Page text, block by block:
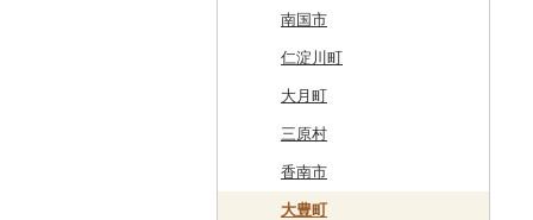
奥尻町
網走市
浦河町
広尾町
中札内村
滝川市
外ヶ浜町
つがる市
弘前市
鰺ヶ沢町
むつ市
田舎館村
北上市
平泉町
洋野町
大船渡市
山田町
大槌町
女川町
気仙沼市
美里町
松島町
大和町
大郷町
鹿角市
大仙市
八郎潟町
戸沢村
舟形町
最上町
真室川町
寒河江市
西川町
三春町
本宮市
柳津町
鮫川村
福島市
新地町
笠間市
行方市
結城市
城里町
水戸市
鉾田市
芳賀町
野木町
藤岡市
邑楽町
板倉町
嬬恋村
草津町
高崎市
日高市
蓮田市
川越市
宮代町
吉見町
東松山市
東庄町
館山市
大網白里市
一宮町
佐倉市
木更津市
多摩市
稲城市
世田谷区
日の出町
板橋区
渋谷区
横須賀市
三浦市
大磯町
箱根町
横浜市
茅ヶ崎市
村上市
妙高市
聖籠町
刈羽村
湯沢町
新潟市
早川町
南部町
昭和町
甲府市
甲州市
丹波山村
立科町
東御市
中野市
豊丘村
売木村
小諸市
高山市
郡上市
白川村
御嵩町
海津市
関ケ原町
熱海市
掛川市
伊豆の国市
小山町
森町
川根本町
蒲郡市
東郷町
犬山市
弥富市
東海市
新城市
名張市
東員町
玉城町
南山城村
京都市
舞鶴市
和束町
八幡市
京田辺市
松原市
柏原市
羽曳野市
大阪府（府庁）
吹田市
河南町
養父市
南あわじ市
洲本市
猪名川町
尼崎市
加西市
斑鳩町
平群町
黒滝村
御所市
上牧町
明日香村
紀の川市
上富田町
白浜町
由良町
すさみ町
日高町
新庄村
高梁市
勝央町
倉敷市
矢掛町
鏡野町
安芸高田市
佐那河内村
北島町
吉野川市
南国市
仁淀川町
大月町
三原村
香南市
大豊町